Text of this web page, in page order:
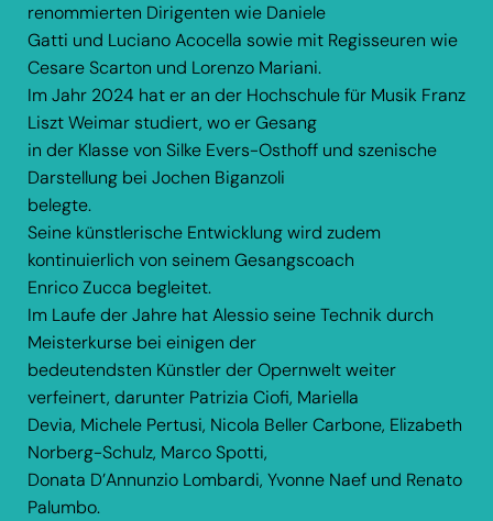
renommierten Dirigenten wie Daniele
Gatti und Luciano Acocella sowie mit Regisseuren wie
Cesare Scarton und Lorenzo Mariani.
Im Jahr 2024 hat er an der Hochschule für Musik Franz
Liszt Weimar studiert, wo er Gesang
in der Klasse von Silke Evers-Osthoff und szenische
Darstellung bei Jochen Biganzoli
belegte.
Seine künstlerische Entwicklung wird zudem
kontinuierlich von seinem Gesangscoach
Enrico Zucca begleitet.
Im Laufe der Jahre hat Alessio seine Technik durch
Meisterkurse bei einigen der
bedeutendsten Künstler der Opernwelt weiter
verfeinert, darunter Patrizia Ciofi, Mariella
Devia, Michele Pertusi, Nicola Beller Carbone, Elizabeth
Norberg-Schulz, Marco Spotti,
Donata D’Annunzio Lombardi, Yvonne Naef und Renato
Palumbo.